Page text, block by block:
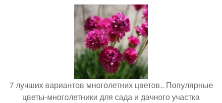
7 лучших вариантов многолетних цветов.. Популярные
цветы-многолетники для сада и дачного участка